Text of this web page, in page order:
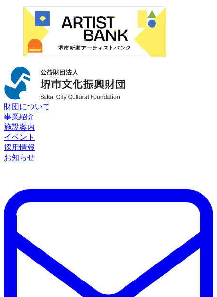
財団について
事業紹介
施設案内
イベント
採用情報
お知らせ